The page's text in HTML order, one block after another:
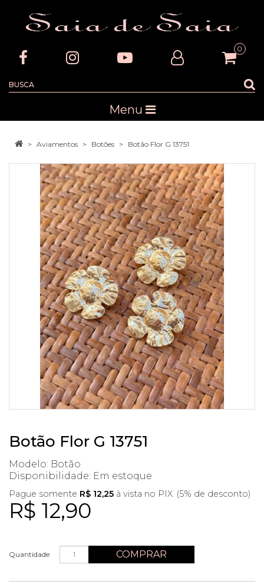
0
Menu
Aviamentos Botões Botão Flor G 13751
Botão Flor G 13751
Modelo: Botão
Disponibilidade: Em estoque
R$ 12,90
Pague somente R$ 12,25 à vista no PIX. (5% de desconto)
Quantidade COMPRAR